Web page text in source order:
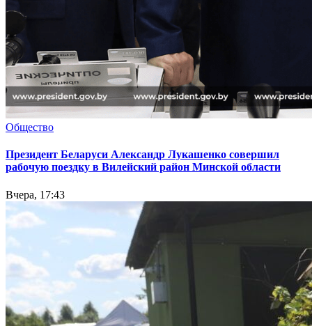
Общество
Президент Беларуси Александр Лукашенко совершил
рабочую поездку в Вилейский район Минской области
Вчера, 17:43